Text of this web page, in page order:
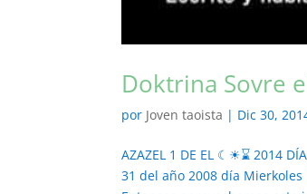
Doktrina Sovre
por Joven taoista | Dic 30,
AZAZEL 1 DE EL ☾☀⌛ 2014
31 del año 2008 día